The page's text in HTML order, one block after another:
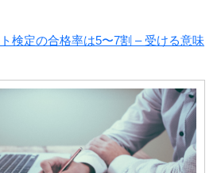
検定の合格率は5〜7割 – 受ける意味